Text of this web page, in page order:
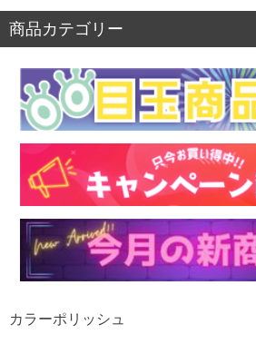
商品カテゴリー
カラーポリッシュ